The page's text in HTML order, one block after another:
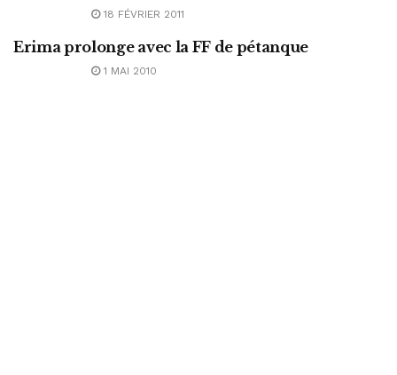
18 FÉVRIER 2011
ABONNEMENT
Erima prolonge avec la FF de pétanque
1 MAI 2010